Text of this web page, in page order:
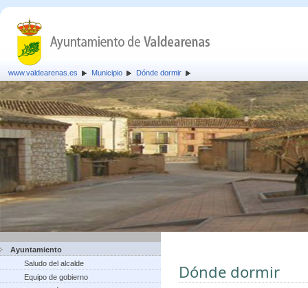
www.valdearenas.es Municipio Dónde dormir
Ayuntamiento
Saludo del alcalde
Equipo de gobierno
Dónde dormir